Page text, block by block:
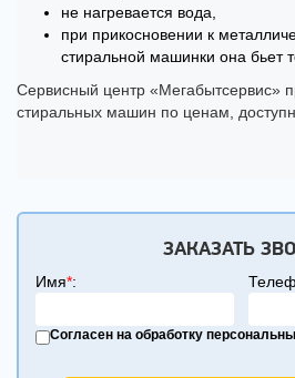
не нагревается вода,
при прикосновении к
стиральной машинки она бьет
Сервисный центр «Мегабытсервис»
стиральных машин по ценам,
ЗАКАЗАТЬ
Имя*:
Согласен на обработку